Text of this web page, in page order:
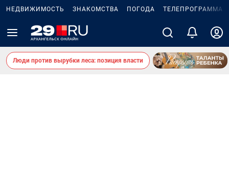
НЕДВИЖИМОСТЬ ЗНАКОМСТВА ПОГОДА ТЕЛЕПРОГРАММА
Люди против вырубки леса: позиция власти